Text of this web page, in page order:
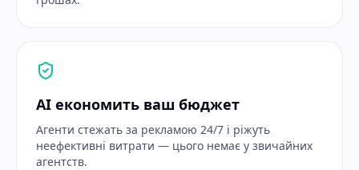
AI економить ваш бюджет
Агенти стежать за рекламою 24/7 і ріжуть
неефективні витрати — цього немає у звичайних
агентств.